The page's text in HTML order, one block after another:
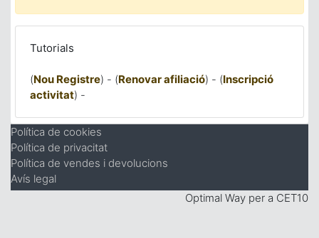
Tutorials
(Nou Registre) - (Renovar afiliació) - (Inscripció
activitat) -
Política de cookies
Política de privacitat
Política de vendes i devolucions
Avís legal
Optimal Way per a CET10